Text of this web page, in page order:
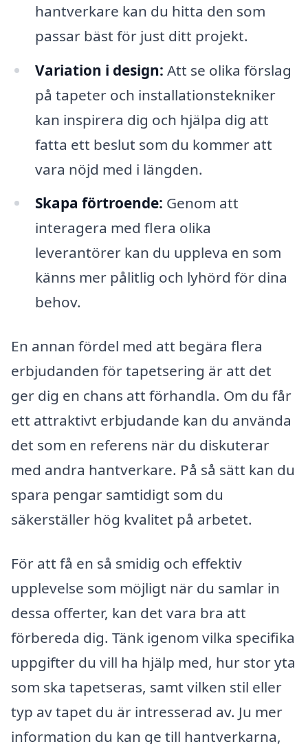
hantverkare kan du hitta den som
passar bäst för just ditt projekt.
Variation i design: Att se olika förslag
på tapeter och installationstekniker
kan inspirera dig och hjälpa dig att
fatta ett beslut som du kommer att
vara nöjd med i längden.
Skapa förtroende: Genom att
interagera med flera olika
leverantörer kan du uppleva en som
känns mer pålitlig och lyhörd för dina
behov.
En annan fördel med att begära flera
erbjudanden för tapetsering är att det
ger dig en chans att förhandla. Om du får
ett attraktivt erbjudande kan du använda
det som en referens när du diskuterar
med andra hantverkare. På så sätt kan du
spara pengar samtidigt som du
säkerställer hög kvalitet på arbetet.
För att få en så smidig och effektiv
upplevelse som möjligt när du samlar in
dessa offerter, kan det vara bra att
förbereda dig. Tänk igenom vilka specifika
uppgifter du vill ha hjälp med, hur stor yta
som ska tapetseras, samt vilken stil eller
typ av tapet du är intresserad av. Ju mer
information du kan ge till hantverkarna,